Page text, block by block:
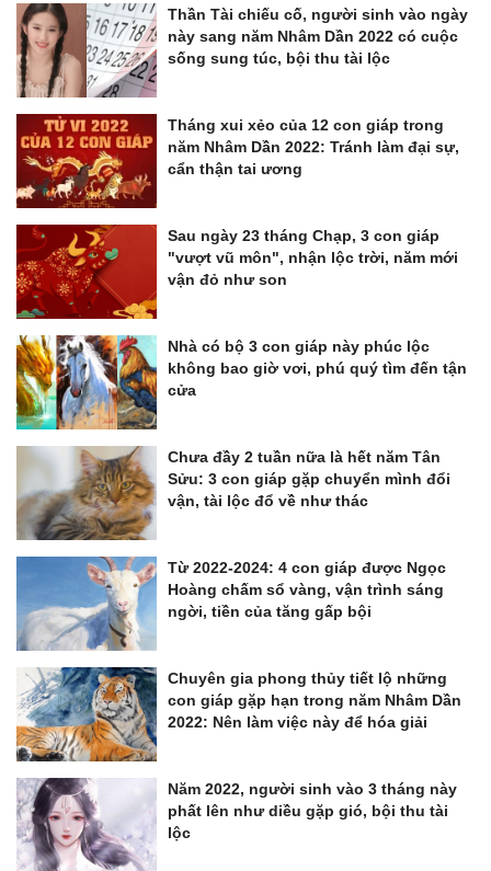
Thần Tài chiếu cố, người sinh vào ngày
này sang năm Nhâm Dần 2022 có cuộc
sống sung túc, bội thu tài lộc
Tháng xui xẻo của 12 con giáp trong
năm Nhâm Dần 2022: Tránh làm đại sự,
cẩn thận tai ương
Sau ngày 23 tháng Chạp, 3 con giáp
"vượt vũ môn", nhận lộc trời, năm mới
vận đỏ như son
Nhà có bộ 3 con giáp này phúc lộc
không bao giờ vơi, phú quý tìm đến tận
cửa
Chưa đầy 2 tuần nữa là hết năm Tân
Sửu: 3 con giáp gặp chuyển mình đổi
vận, tài lộc đổ về như thác
Từ 2022-2024: 4 con giáp được Ngọc
Hoàng chấm sổ vàng, vận trình sáng
ngời, tiền của tăng gấp bội
Chuyên gia phong thủy tiết lộ những
con giáp gặp hạn trong năm Nhâm Dần
2022: Nên làm việc này để hóa giải
Năm 2022, người sinh vào 3 tháng này
phất lên như diều gặp gió, bội thu tài
lộc